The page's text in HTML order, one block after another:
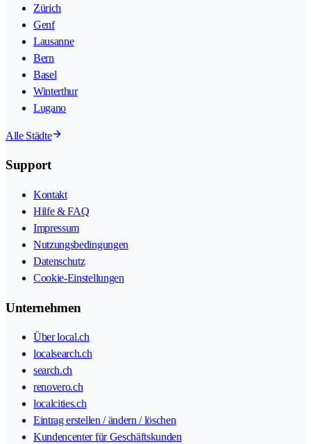
Zürich
Genf
Lausanne
Bern
Basel
Winterthur
Lugano
Alle Städte
Support
Kontakt
Hilfe & FAQ
Impressum
Nutzungsbedingungen
Datenschutz
Cookie-Einstellungen
Unternehmen
Über local.ch
localsearch.ch
search.ch
renovero.ch
localcities.ch
Eintrag erstellen / ändern / löschen
Kundencenter für Geschäftskunden